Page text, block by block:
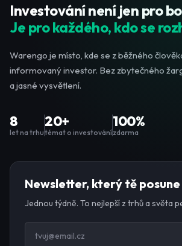
Investování není jen pro
Je pro každého, kdo se
Warengo je místo, kde se z běžného
informovaný investor. Bez zbytečného
a jasné vysvětlení.
8
let na trhu
20+
témat o investování
100%
zdarma
Newsletter, který tě posune
Jednou týdně. To nejlepší z trhů a světa